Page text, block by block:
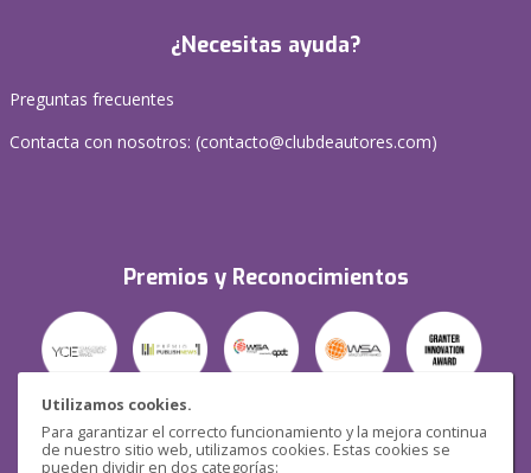
Utilizamos cookies.
Para garantizar el correcto funcionamiento y la mejora continua
de nuestro sitio web, utilizamos cookies. Estas cookies se
pueden dividir en dos categorías:
¿Necesitas ayuda?
Preguntas frecuentes
Contacta con nosotros: (contacto@clubdeautores.com)
Premios y Reconocimientos
Seguridad